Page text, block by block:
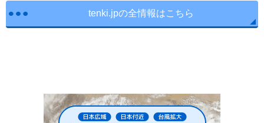
tenki.jpの全情報はこちら